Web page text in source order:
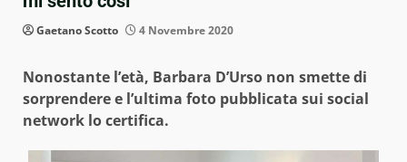
Gaetano Scotto 4 Novembre 2020
Nonostante l’età, Barbara D’Urso non smette di
sorprendere e l’ultima foto pubblicata sui social
network lo certifica.